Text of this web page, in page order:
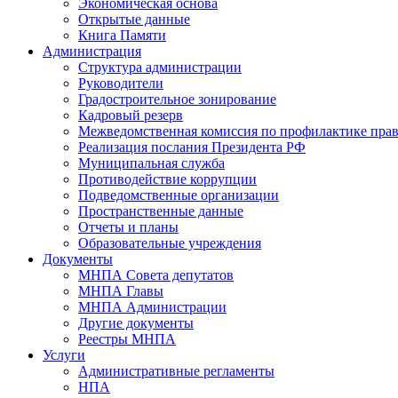
Экономическая основа
Открытые данные
Книга Памяти
Администрация
Структура администрации
Руководители
Градостроительное зонирование
Кадровый резерв
Межведомственная комиссия по профилактике
Реализация послания Президента РФ
Муниципальная служба
Противодействие коррупции
Подведомственные организации
Пространственные данные
Отчеты и планы
Образовательные учреждения
Документы
МНПА Совета депутатов
МНПА Главы
МНПА Администрации
Другие документы
Реестры МНПА
Услуги
Административные регламенты
НПА